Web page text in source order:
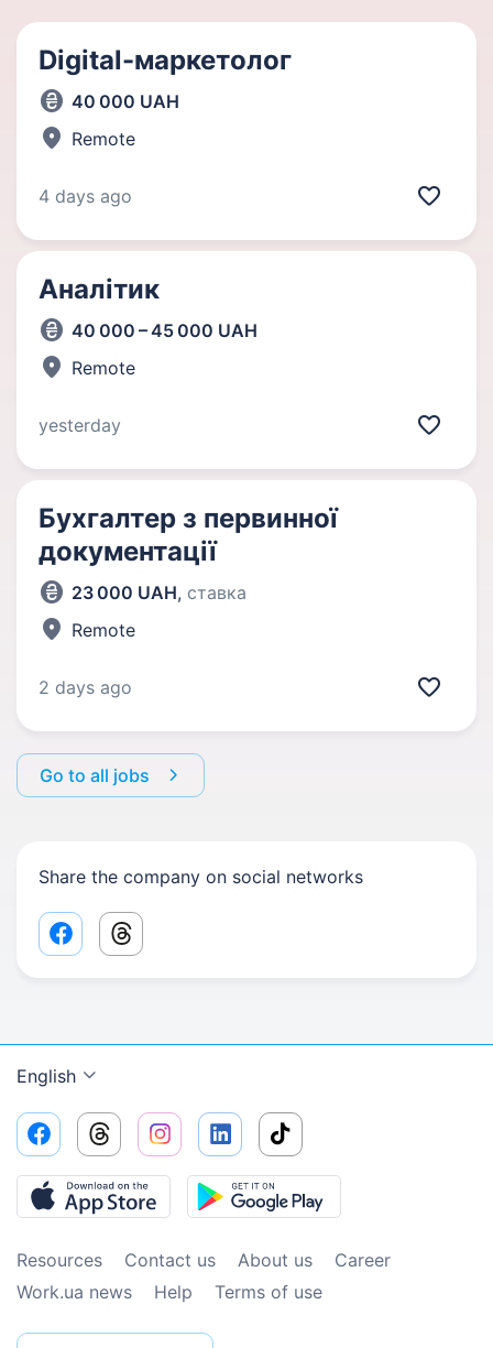
Digital-маркетолог
40 000 UAH
Remote
4 days ago
Аналітик
40 000 – 45 000 UAH
Remote
yesterday
Бухгалтер з первинної
документації
23 000 UAH, ставка
Remote
2 days ago
Go to all jobs
Share the company on social networks
Facebook share link
Threads share link
English
Resources Contact us About us
Сareer
Work.ua news
Help Terms of use